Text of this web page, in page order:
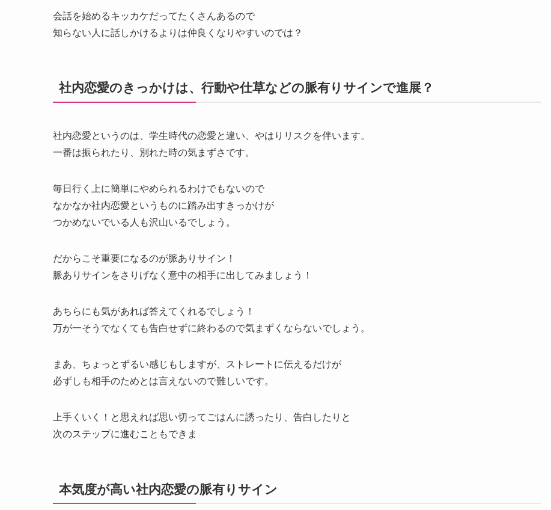
会話を始めるキッカケだってたくさんあるので
知らない人に話しかけるよりは仲良くなりやすいのでは？
社内恋愛のきっかけは、行動や仕草などの脈有りサインで進展？
社内恋愛というのは、学生時代の恋愛と違い、やはりリスクを伴います。
一番は振られたり、別れた時の気まずさです。
毎日行く上に簡単にやめられるわけでもないので
なかなか社内恋愛というものに踏み出すきっかけが
つかめないでいる人も沢山いるでしょう。
だからこそ重要になるのが脈ありサイン！
脈ありサインをさりげなく意中の相手に出してみましょう！
あちらにも気があれば答えてくれるでしょう！
万が一そうでなくても告白せずに終わるので気まずくならないでしょう。
まあ、ちょっとずるい感じもしますが、ストレートに伝えるだけが
必ずしも相手のためとは言えないので難しいです。
上手くいく！と思えれば思い切ってごはんに誘ったり、告白したりと
次のステップに進むこともできま
本気度が高い社内恋愛の脈有りサイン